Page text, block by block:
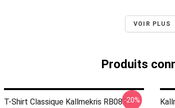
VOIR PLUS
Produits
T-Shirt Classique Kallmekris RB0811-20%